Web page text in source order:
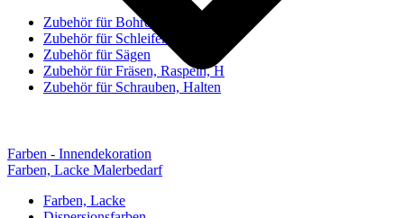
Zubehör für Bohren, Bohrhilfen
Zubehör für Schleifen, Poliere
Zubehör für Sägen
Zubehör für Fräsen, Raspeln, H
Zubehör für Schrauben, Halten
Farben - Innendekoration
Farben, Lacke Malerbedarf
Farben, Lacke